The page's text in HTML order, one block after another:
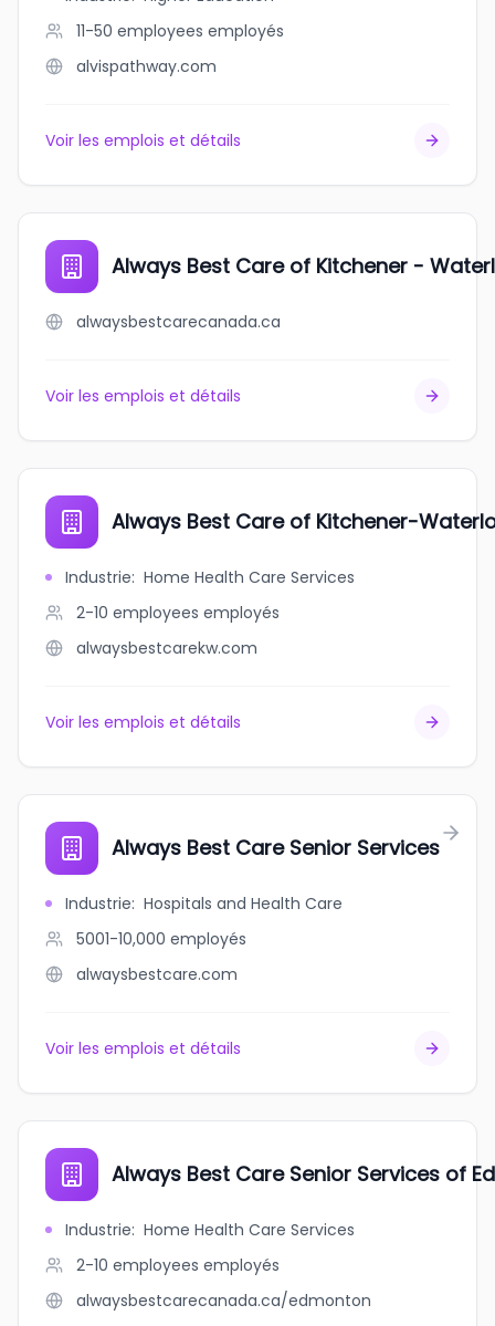
11-50 employees employés
alvispathway.com
Voir les emplois et détails
Always Best Care of Kitchener -
alwaysbestcarecanada.ca
Voir les emplois et détails
Always Best Care of Kitchener-
Industrie: Home Health Care Services
2-10 employees employés
alwaysbestcarekw.com
Voir les emplois et détails
Always Best Care Senior Services
Industrie: Hospitals and Health Care
5001-10,000 employés
alwaysbestcare.com
Voir les emplois et détails
Always Best Care Senior Services of
Industrie: Home Health Care Services
2-10 employees employés
alwaysbestcarecanada.ca/edmonton